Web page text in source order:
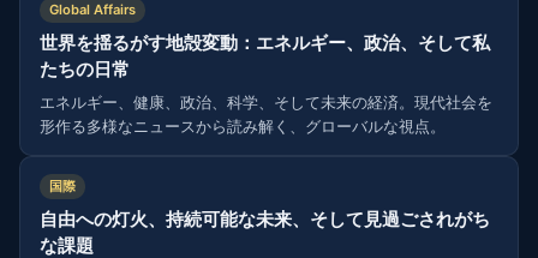
Global Affairs
世界を揺るがす地殻変動：エネルギー、政治、そして私
たちの日常
エネルギー、健康、政治、科学、そして未来の経済。現代社会を
形作る多様なニュースから読み解く、グローバルな視点。
国際
自由への灯火、持続可能な未来、そして見過ごされがち
な課題